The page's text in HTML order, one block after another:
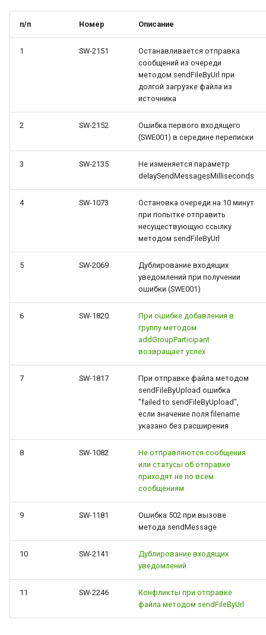
п/п Номер Описание
1 SW-2151
Останавливается отправка
сообщений из очереди
методом sendFileByUrl при
долгой загрузке файла из
источника
2 SW-2152
Ошибка первого входящего
(SWE001) в середине переписки
3 SW-2135
Не изменяется параметр
delaySendMessagesMilliseconds
4 SW-1073
Остановка очереди на 10 минут
при попытке отправить
несуществующую ссылку
методом sendFileByUrl
5 SW-2069
Дублирование входящих
уведомлений при получении
ошибки (SWE001)
6 SW-1820
При ошибке добавления в
группу методом
addGroupParticipant
возвращает успех
7 SW-1817
При отправке файла методом
sendFileByUpload ошибка
"failed to sendFileByUpload",
если значение поля filename
указано без расширения
8 SW-1082
Не отправляются сообщения
или статусы об отправке
приходят не по всем
сообщениям
9 SW-1181
Ошибка 502 при вызове
метода sendMessage
10 SW-2141
Дублирование входящих
уведомлений
11 SW-2246
Конфликты при отправке
файла методом sendFileByUrl